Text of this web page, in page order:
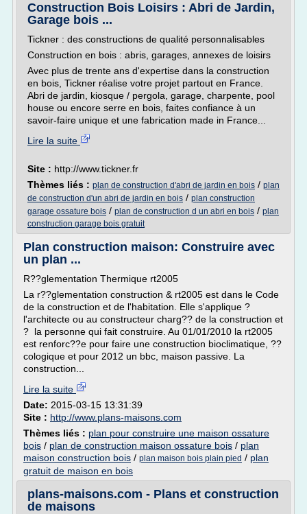
Construction Bois Loisirs : Abri de Jardin,
Garage bois ...
Tickner : des constructions de qualité personnalisables
Construction en bois : abris, garages, annexes de loisirs
Avec plus de trente ans d'expertise dans la construction
en bois, Tickner réalise votre projet partout en France.
Abri de jardin, kiosque / pergola, garage, charpente, pool
house ou encore serre en bois, faites confiance à un
savoir-faire unique et une fabrication made in France...
Lire la suite
Site : http://www.tickner.fr
Thèmes liés : plan de construction d'abri de jardin en bois / plan
de construction d'un abri de jardin en bois / plan construction
garage ossature bois / plan de construction d un abri en bois / plan
construction garage bois gratuit
Plan construction maison: Construire avec
un plan ...
R??glementation Thermique rt2005
La r??glementation construction & rt2005 est dans le Code
de la construction et de l'habitation. Elle s'applique ?
l'architecte ou au constructeur charg?? de la construction et
? la personne qui fait construire. Au 01/01/2010 la rt2005
est renforc??e pour faire une construction bioclimatique, ??
cologique et pour 2012 un bbc, maison passive. La
construction...
Lire la suite
Date: 2015-03-15 13:31:39
Site : http://www.plans-maisons.com
Thèmes liés : plan pour construire une maison ossature
bois / plan de construction maison ossature bois / plan
maison construction bois / plan maison bois plain pied / plan
gratuit de maison en bois
plans-maisons.com - Plans et construction
de maisons